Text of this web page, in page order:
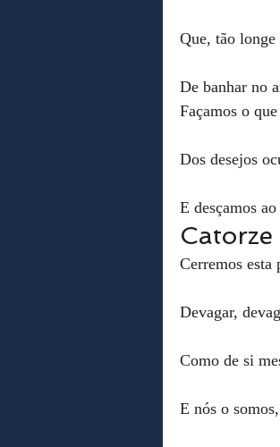
Que, tão
De banhar no
Façamos o
Dos desejos
E desçamos
Cerremos esta
Devagar,
Como de si
E nós o